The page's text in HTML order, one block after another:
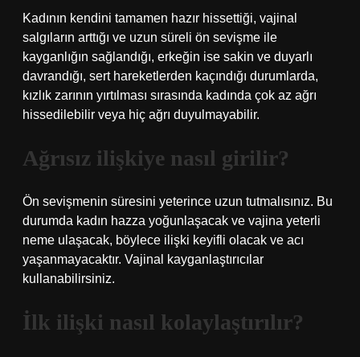
Kadının kendini tamamen hazır hissettiği, vajinal
salgıların arttığı ve uzun süreli ön sevişme ile
kayganlığın sağlandığı, erkeğin ise sakin ve duyarlı
davrandığı, sert hareketlerden kaçındığı durumlarda,
kızlık zarının yırtılması sırasında kadında çok az ağrı
hissedilebilir veya hiç ağrı duyulmayabilir.
Ağrısız ilişkiye nasıl girilir?
Ön sevişmenin süresini yeterince uzun tutmalısınız. Bu
durumda kadın hazza yoğunlaşacak ve vajina yeterli
neme ulaşacak, böylece ilişki keyifli olacak ve acı
yaşanmayacaktır. Vajinal kayganlaştırıcılar
kullanabilirsiniz.
İlk ilişki nasıl kolaylaştırılır?